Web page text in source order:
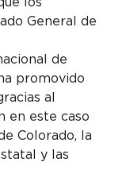
General de
de
promovido
al
en este caso
Colorado, la
y las